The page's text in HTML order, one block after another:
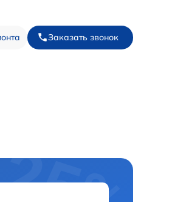
Заказать звонок